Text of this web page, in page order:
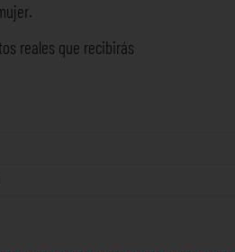
reales que recibirás